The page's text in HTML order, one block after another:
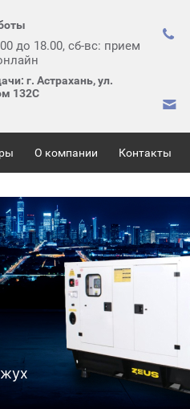
до 18.00, сб-вс: прием
г. Астрахань, ул.
132С
О компании Контакты